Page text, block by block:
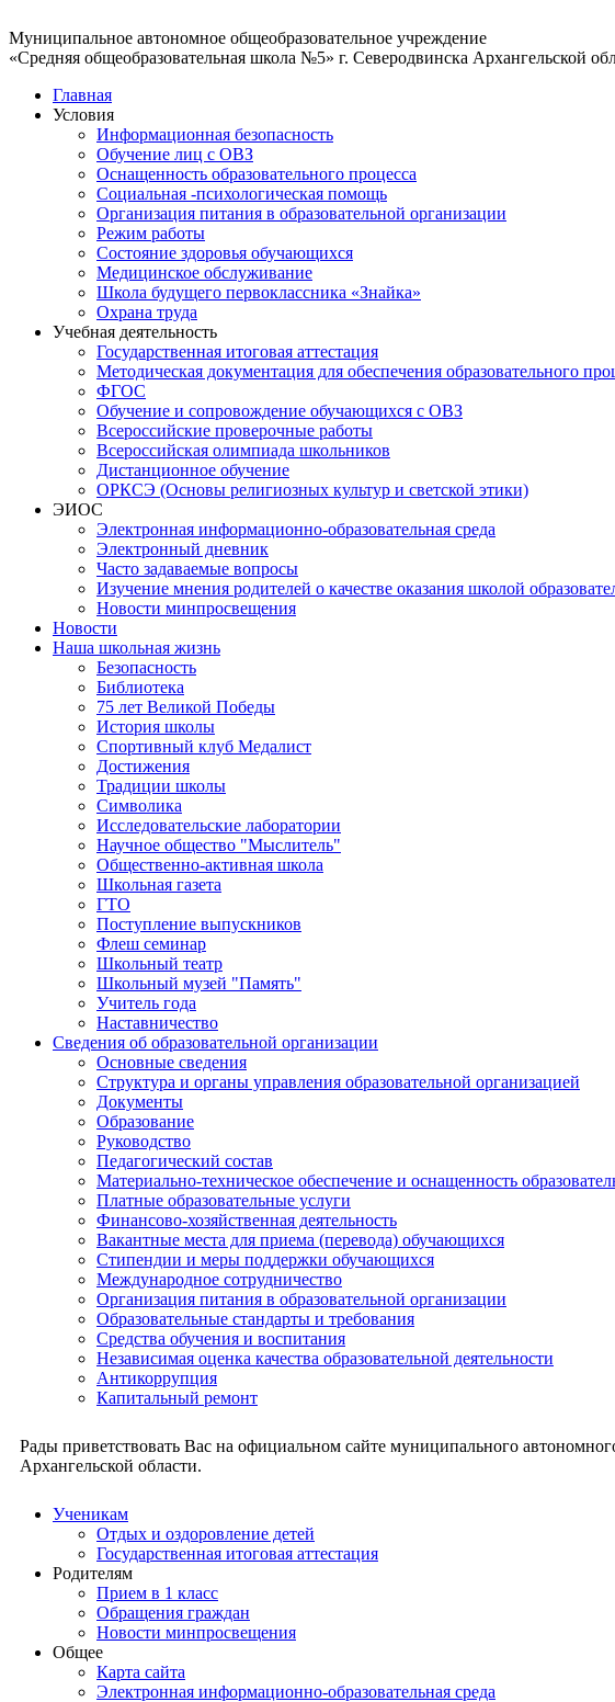
Муниципальное автономное общеобразовательное учреждение
«Средняя общеобразовательная школа №5» г. Северодвинска Архангельской
Главная
Условия
Информационная безопасность
Обучение лиц с ОВЗ
Оснащенность образовательного процесса
Социальная -психологическая помощь
Организация питания в образовательной организации
Режим работы
Состояние здоровья обучающихся
Медицинское обслуживание
Школа будущего первоклассника «Знайка»
Охрана труда
Учебная деятельность
Государственная итоговая аттестация
Методическая документация для обеспечения образовательного
ФГОС
Обучение и сопровождение обучающихся с ОВЗ
Всероссийские проверочные работы
Всероссийская олимпиада школьников
Дистанционное обучение
ОРКСЭ (Основы религиозных культур и светской этики)
ЭИОС
Электронная информационно-образовательная среда
Электронный дневник
Часто задаваемые вопросы
Изучение мнения родителей о качестве оказания школой
Новости минпросвещения
Новости
Наша школьная жизнь
Безопасность
Библиотека
75 лет Великой Победы
История школы
Спортивный клуб Медалист
Достижения
Традиции школы
Символика
Исследовательские лаборатории
Научное общество "Мыслитель"
Общественно-активная школа
Школьная газета
ГТО
Поступление выпускников
Флеш семинар
Школьный театр
Школьный музей "Память"
Учитель года
Наставничество
Сведения об образовательной организации
Основные сведения
Структура и органы управления образовательной организацией
Документы
Образование
Руководство
Педагогический состав
Материально-техническое обеспечение и оснащенность
Платные образовательные услуги
Финансово-хозяйственная деятельность
Вакантные места для приема (перевода) обучающихся
Стипендии и меры поддержки обучающихся
Международное сотрудничество
Организация питания в образовательной организации
Образовательные стандарты и требования
Средства обучения и воспитания
Независимая оценка качества образовательной деятельности
Антикоррупция
Капитальный ремонт
Рады приветствовать Вас на официальном сайте муниципального
Архангельской области.
Ученикам
Отдых и оздоровление детей
Государственная итоговая аттестация
Родителям
Прием в 1 класс
Обращения граждан
Новости минпросвещения
Общее
Карта сайта
Электронная информационно-образовательная среда